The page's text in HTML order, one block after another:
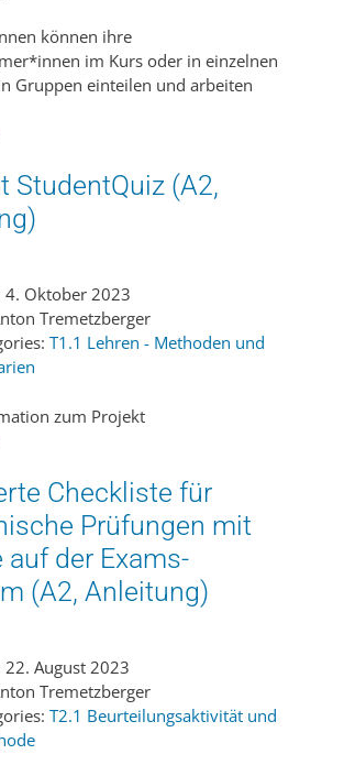
können ihre
im Kurs oder in einzelnen
Gruppen einteilen und arbeiten
StudentQuiz (A2,
4. Oktober 2023
Tremetzberger
T1.1 Lehren - Methoden und
zum Projekt
Checkliste für
Prüfungen mit
auf der Exams-
(A2, Anleitung)
22. August 2023
Tremetzberger
T2.1 Beurteilungsaktivität und